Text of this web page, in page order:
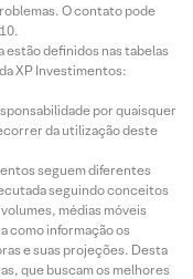
O contato pode
estão definidos nas tabelas
XP Investimentos:
por quaisquer
da utilização deste
seguem diferentes
seguindo conceitos
médias móveis
como informação os
e suas projeções. Desta
que buscam os melhores